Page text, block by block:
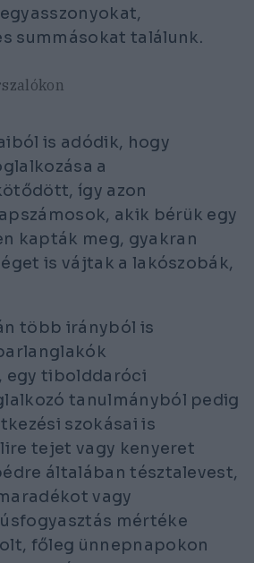
summásokat találunk.
is adódik, hogy
a
így azon
akik bérük egy
kapták meg, gyakran
is vájtak a lakószobák,
több irányból is
egy tibolddaróci
tanulmányból pedig
szokásai is
tejet vagy kenyeret
általában tésztalevest,
vagy
mértéke
főleg ünnepnapokon